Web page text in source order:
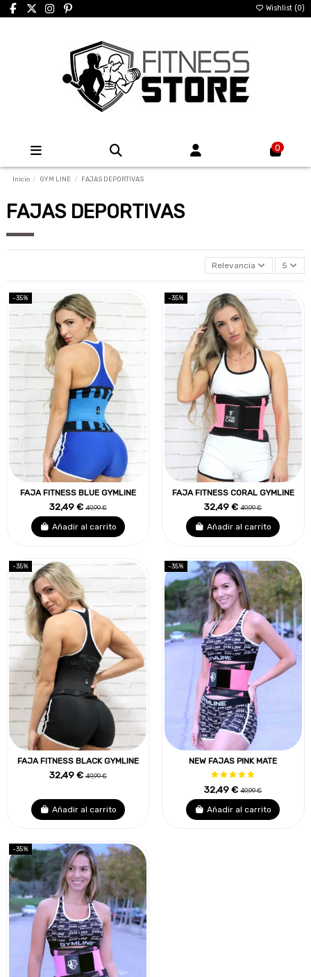
Wishlist (0)
0
Inicio GYM LINE FAJAS DEPORTIVAS
FAJAS DEPORTIVAS
Relevancia 5
-35%
FAJA FITNESS BLUE GYMLINE
32,49 €49,99 €
Añadir al carrito
-35%
FAJA FITNESS CORAL GYMLINE
32,49 €49,99 €
Añadir al carrito
-35%
FAJA FITNESS BLACK GYMLINE
32,49 €49,99 €
Añadir al carrito
-35%
NEW FAJAS PINK MATE
32,49 €49,99 €
Añadir al carrito
-35%